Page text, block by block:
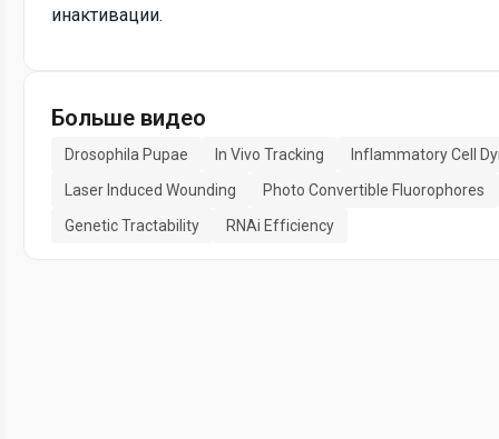
инактивации.
Больше видео
Drosophila Pupae In Vivo Tracking
Inflammatory Cell
Laser Induced Wounding
Photo Convertible Fluorophores
Genetic Tractability
RNAi Efficiency